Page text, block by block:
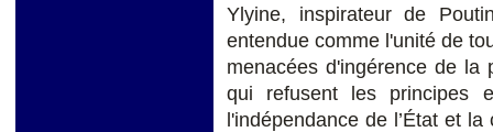
Ylyine, inspirateur de
entendue comme l'unité de
menacées d'ingérence de la
qui refusent les principes
l'indépendance de l’État et